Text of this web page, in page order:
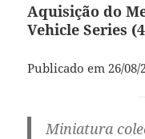
Aquisição do
Vehicle Series
Publicado em 26/
Miniatura